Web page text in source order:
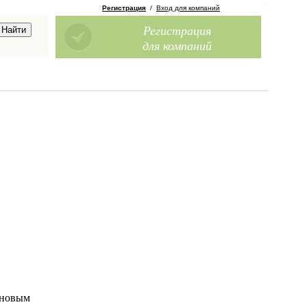
Регистрация / Вход для компаний
Регистрация
для компаний